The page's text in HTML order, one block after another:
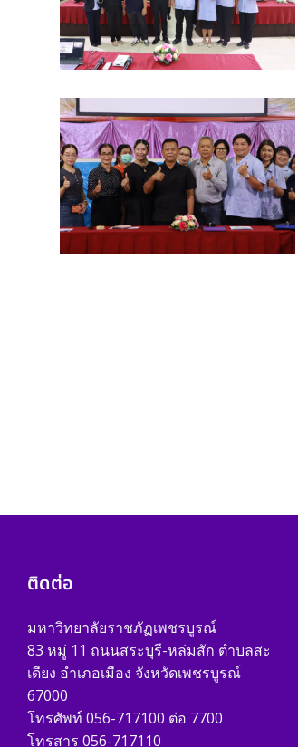
ติดต่อ
มหาวิทยาลัยราชภัฏเพชรบูรณ์
83 หมู่ 11 ถนนสระบุรี-หล่มสัก ตำบลสะ
เดียง อำเภอเมือง จังหวัดเพชรบูรณ์
67000
โทรศัพท์ 056-717100 ต่อ 7700
โทรสาร 056-717110